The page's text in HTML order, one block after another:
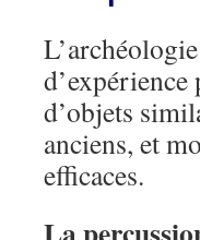
d’expérience
d’objets
anciens, et
efficaces.